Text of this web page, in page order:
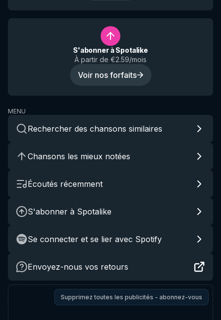
S'abonner à Spotalike
À partir de €2.59/mois
Voir nos forfaits
MENU
Rechercher des chansons similaires
Chansons les mieux notées
Écoutés récemment
S'abonner à Spotalike
Se connecter et se lier avec Spotify
Envoyez-nous vos retours
Supprimez toutes les publicités - abonnez-vous